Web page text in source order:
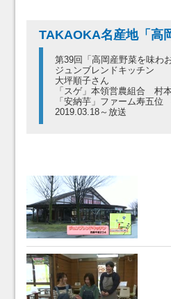
TAKAOKA名産地「高
第39回「高岡産野菜を味わ
ジュンブレンドキッチン
大坪順子さん
「スゲ」本領営農組合 村
「安納芋」ファーム寿五
2019.03.18～放送